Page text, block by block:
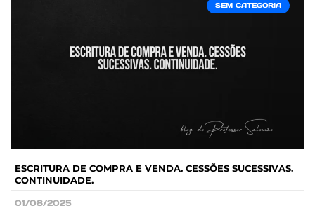
SEM CATEGORIA
ESCRITURA DE COMPRA E VENDA. CESSÕES SUCESSIVAS.
CONTINUIDADE.
01/08/2025